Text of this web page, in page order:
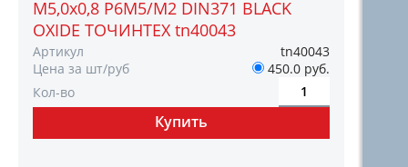
М5,0х0,8 Р6М5/М2 DIN371 BLACK
OXIDE ТОЧИНТЕХ tn40043
Артикул
tn40043
Цена за шт/руб
450.0 руб.
Кол-во